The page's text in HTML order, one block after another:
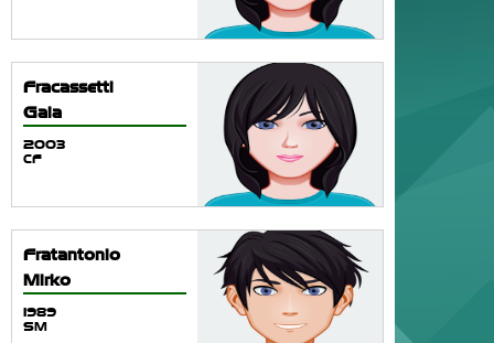
Fracassetti
Gaia
2003
CF
Fratantonio
Mirko
1989
SM